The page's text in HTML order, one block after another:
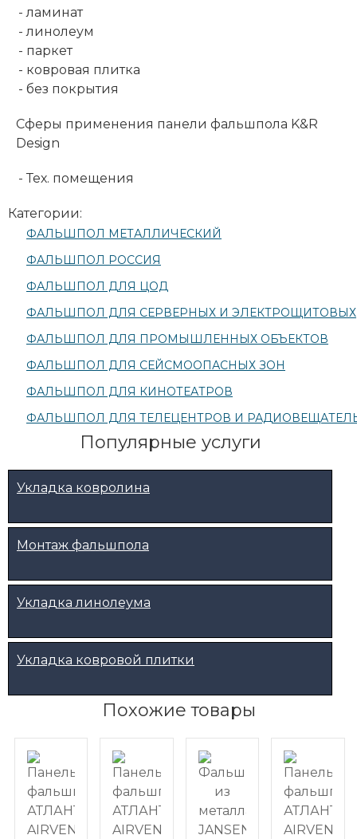
- ламинат
- линолеум
- паркет
- ковровая плитка
- без покрытия
Сферы применения панели фальшпола K&R
Design
- Тех. помещения
Категории:
ФАЛЬШПОЛ МЕТАЛЛИЧЕСКИЙ
ФАЛЬШПОЛ РОССИЯ
ФАЛЬШПОЛ ДЛЯ ЦОД
ФАЛЬШПОЛ ДЛЯ СЕРВЕРНЫХ И ЭЛЕКТРОЩИТОВЫХ
ФАЛЬШПОЛ ДЛЯ ПРОМЫШЛЕННЫХ ОБЪЕКТОВ
ФАЛЬШПОЛ ДЛЯ СЕЙСМООПАСНЫХ ЗОН
ФАЛЬШПОЛ ДЛЯ КИНОТЕАТРОВ
ФАЛЬШПОЛ ДЛЯ ТЕЛЕЦЕНТРОВ И
Популярные услуги
Укладка ковролина
Монтаж фальшпола
Укладка линолеума
Укладка ковровой плитки
Похожие товары